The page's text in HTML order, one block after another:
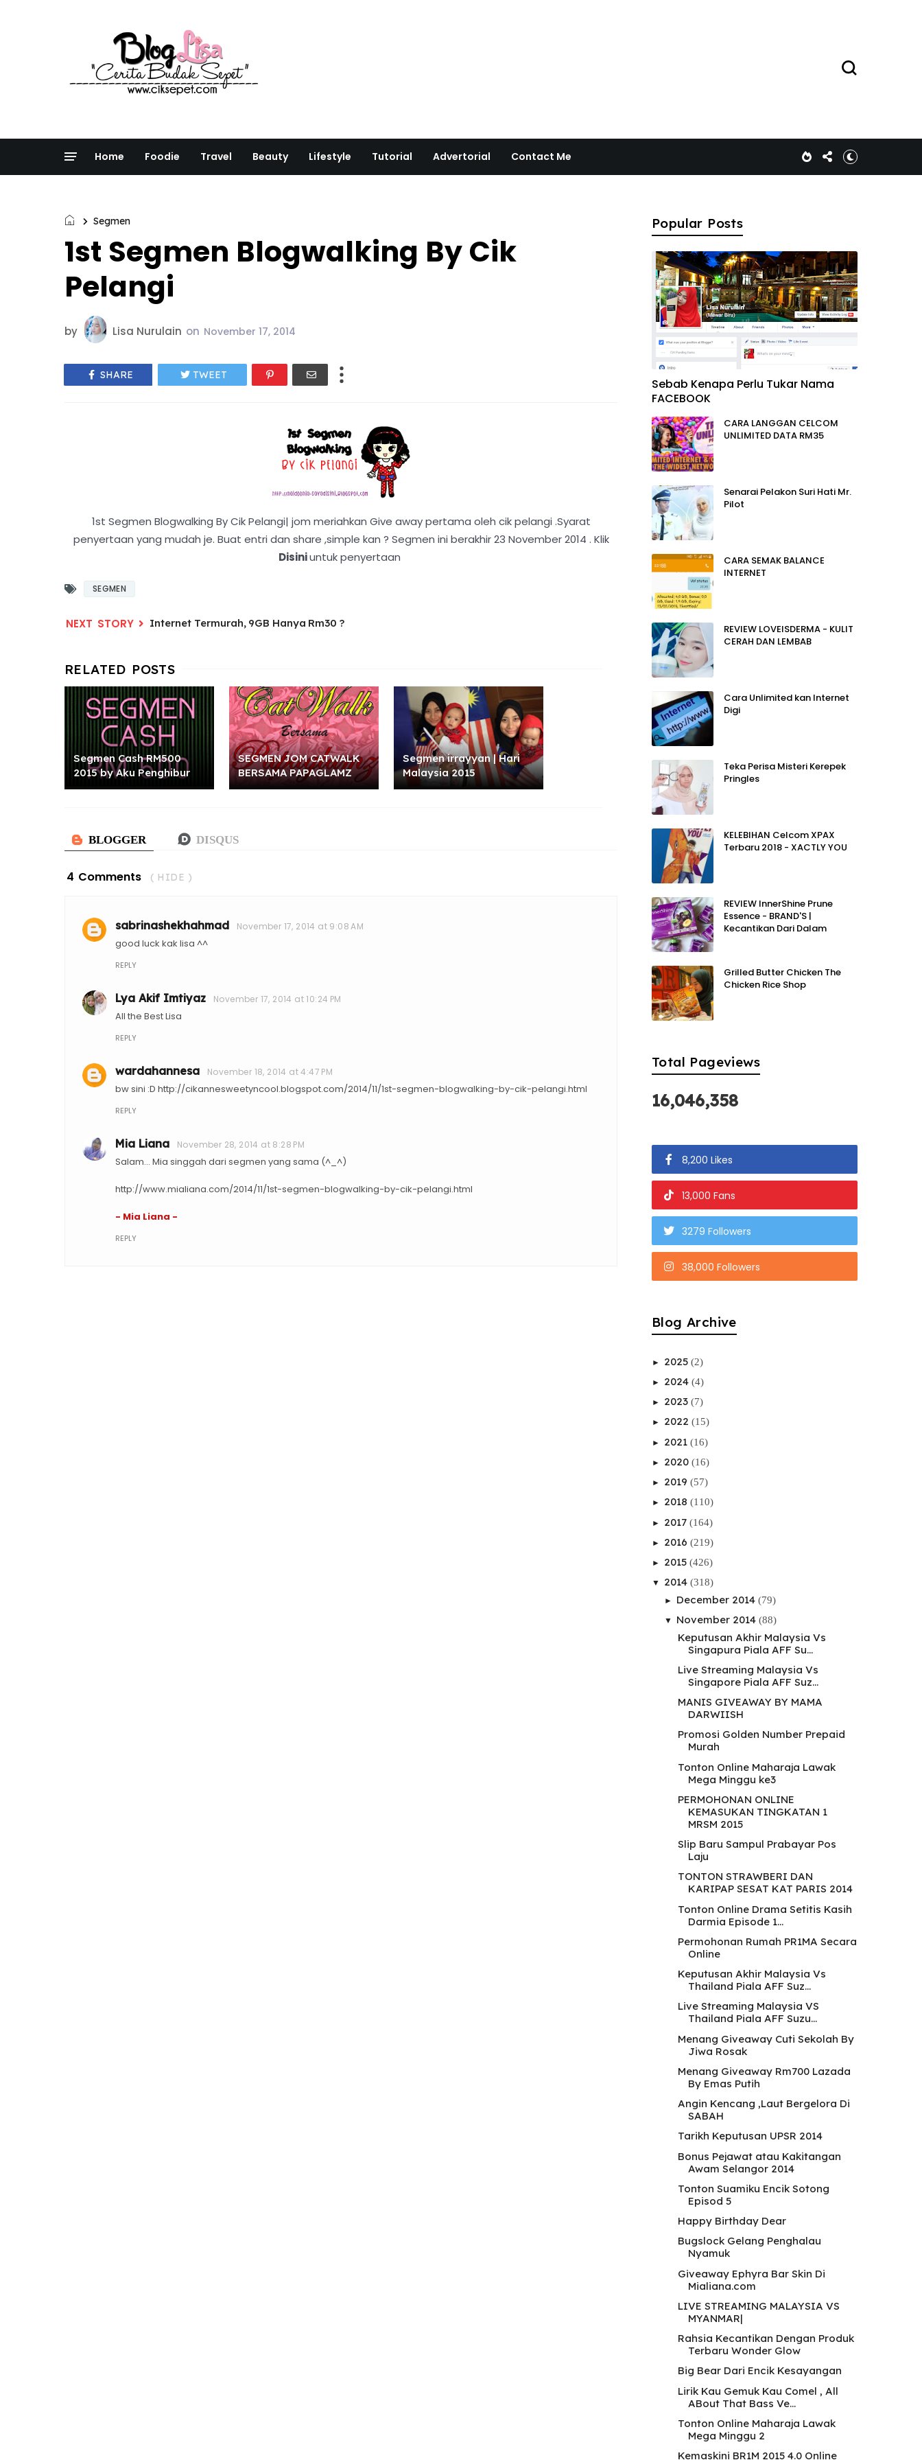
Home Foodie Travel Beauty Lifestyle Tutorial Advertorial Contact Me
Segmen
1st Segmen Blogwalking By Cik
Pelangi
by Lisa Nurulain on November 17, 2014
SHARE TWEET
1st Segmen Blogwalking By Cik Pelangi| jom meriahkan Give away pertama oleh cik pelangi .Syarat
penyertaan yang mudah je. Buat entri dan share ,simple kan ? Segmen ini berakhir 23 November 2014 . Klik
Disiniuntuk penyertaan
SEGMEN
Internet Termurah, 9GB Hanya Rm30 ?
Segmen Cash RM500
2015 by Aku Penghibur
SEGMEN JOM CATWALK
BERSAMA PAPAGLAMZ
Segmen irrayyan | Hari
Malaysia 2015
4 Comments ( HIDE )
sabrinashekhahmad November 17, 2014 at 9:08 AM
good luck kak lisa ^^
REPLY
Lya Akif Imtiyaz November 17, 2014 at 10:24 PM
All the Best Lisa
REPLY
wardahannesa November 18, 2014 at 4:47 PM
bw sini :D http://cikannesweetyncool.blogspot.com/2014/11/1st-segmen-blogwalking-by-cik-pelangi.html
REPLY
Mia Liana November 28, 2014 at 8:28 PM
Salam... Mia singgah dari segmen yang sama (^_^)
http://www.mialiana.com/2014/11/1st-segmen-blogwalking-by-cik-pelangi.html
- Mia Liana -
REPLY
Popular Posts
Sebab Kenapa Perlu Tukar Nama
FACEBOOK
CARA LANGGAN CELCOM
UNLIMITED DATA RM35
Senarai Pelakon Suri Hati Mr.
Pilot
CARA SEMAK BALANCE
INTERNET
REVIEW LOVEISDERMA - KULIT
CERAH DAN LEMBAB
Cara Unlimited kan Internet
Digi
Teka Perisa Misteri Kerepek
Pringles
KELEBIHAN Celcom XPAX
Terbaru 2018 - XACTLY YOU
REVIEW InnerShine Prune
Essence - BRAND'S |
Kecantikan Dari Dalam
Grilled Butter Chicken The
Chicken Rice Shop
Total Pageviews
16,046,358
8,200 Likes
13,000 Fans
3279 Followers
38,000 Followers
Blog Archive
► 2025 (2)
► 2024 (4)
► 2023 (7)
► 2022 (15)
► 2021 (16)
► 2020 (16)
► 2019 (57)
► 2018 (110)
► 2017 (164)
► 2016 (219)
► 2015 (426)
▼ 2014 (318)
► December 2014 (79)
▼ November 2014 (88)
Keputusan Akhir Malaysia Vs
Singapura Piala AFF Su...
Live Streaming Malaysia Vs
Singapore Piala AFF Suz...
MANIS GIVEAWAY BY MAMA
DARWIISH
Promosi Golden Number Prepaid
Murah
Tonton Online Maharaja Lawak
Mega Minggu ke3
PERMOHONAN ONLINE
KEMASUKAN TINGKATAN 1
MRSM 2015
Slip Baru Sampul Prabayar Pos
Laju
TONTON STRAWBERI DAN
KARIPAP SESAT KAT PARIS 2014
Tonton Online Drama Setitis Kasih
Darmia Episode 1...
Permohonan Rumah PR1MA Secara
Online
Keputusan Akhir Malaysia Vs
Thailand Piala AFF Suz...
Live Streaming Malaysia VS
Thailand Piala AFF Suzu...
Menang Giveaway Cuti Sekolah By
Jiwa Rosak
Menang Giveaway Rm700 Lazada
By Emas Putih
Angin Kencang ,Laut Bergelora Di
SABAH
Tarikh Keputusan UPSR 2014
Bonus Pejawat atau Kakitangan
Awam Selangor 2014
Tonton Suamiku Encik Sotong
Episod 5
Happy Birthday Dear
Bugslock Gelang Penghalau
Nyamuk
Giveaway Ephyra Bar Skin Di
Mialiana.com
LIVE STREAMING MALAYSIA VS
MYANMAR|
Rahsia Kecantikan Dengan Produk
Terbaru Wonder Glow
Big Bear Dari Encik Kesayangan
Lirik Kau Gemuk Kau Comel , All
ABout That Bass Ve...
Tonton Online Maharaja Lawak
Mega Minggu 2
Kemaskini BR1M 2015 4.0 Online